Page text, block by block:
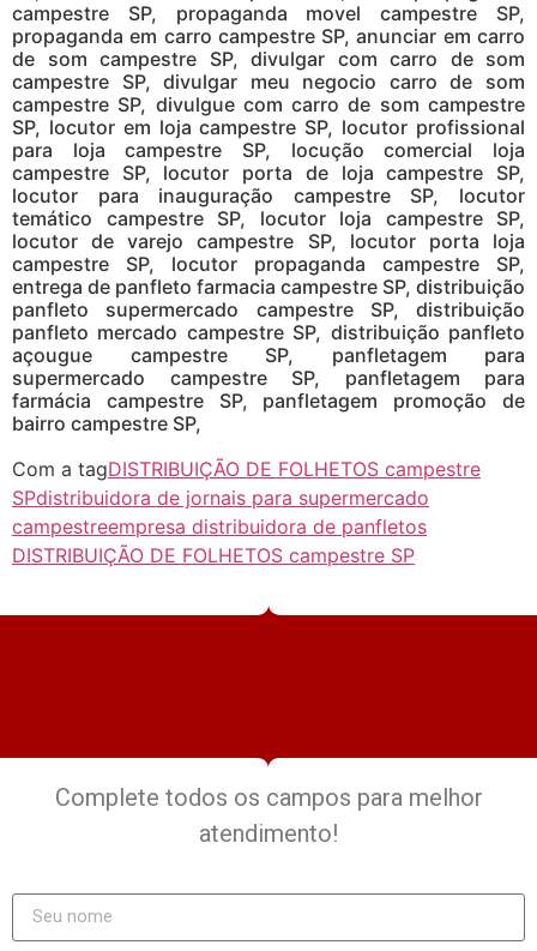
campestre SP, propaganda movel campestre SP,
propaganda em carro campestre SP, anunciar em carro
de som campestre SP, divulgar com carro de som
campestre SP, divulgar meu negocio carro de som
campestre SP, divulgue com carro de som campestre
SP, locutor em loja campestre SP, locutor profissional
para loja campestre SP, locução comercial loja
campestre SP, locutor porta de loja campestre SP,
locutor para inauguração campestre SP, locutor
temático campestre SP, locutor loja campestre SP,
locutor de varejo campestre SP, locutor porta loja
campestre SP, locutor propaganda campestre SP,
entrega de panfleto farmacia campestre SP, distribuição
panfleto supermercado campestre SP, distribuição
panfleto mercado campestre SP, distribuição panfleto
açougue campestre SP, panfletagem para
supermercado campestre SP, panfletagem para
farmácia campestre SP, panfletagem promoção de
bairro campestre SP,
Com a tagDISTRIBUIÇÃO DE FOLHETOS campestre
SPdistribuidora de jornais para supermercado
campestreempresa distribuidora de panfletos
DISTRIBUIÇÃO DE FOLHETOS campestre SP
Complete todos os campos para melhor
atendimento!